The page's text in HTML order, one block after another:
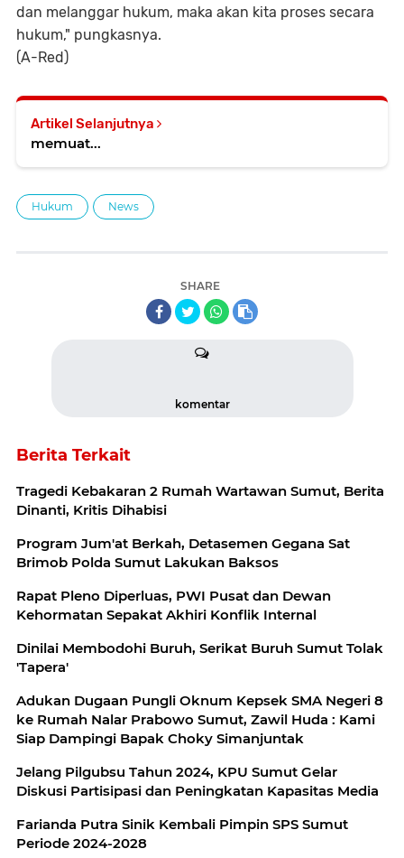
dan melanggar hukum, maka akan kita proses secara
hukum," pungkasnya.
(A-Red)
Artikel Selanjutnya
memuat...
Hukum News
SHARE
komentar
Berita Terkait
Tragedi Kebakaran 2 Rumah Wartawan Sumut, Berita
Dinanti, Kritis Dihabisi
Program Jum'at Berkah, Detasemen Gegana Sat
Brimob Polda Sumut Lakukan Baksos
Rapat Pleno Diperluas, PWI Pusat dan Dewan
Kehormatan Sepakat Akhiri Konflik Internal
Dinilai Membodohi Buruh, Serikat Buruh Sumut Tolak
'Tapera'
Adukan Dugaan Pungli Oknum Kepsek SMA Negeri 8
ke Rumah Nalar Prabowo Sumut, Zawil Huda : Kami
Siap Dampingi Bapak Choky Simanjuntak
Jelang Pilgubsu Tahun 2024, KPU Sumut Gelar
Diskusi Partisipasi dan Peningkatan Kapasitas Media
Farianda Putra Sinik Kembali Pimpin SPS Sumut
Periode 2024-2028